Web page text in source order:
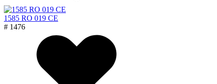
1585 RO 019 CE
# 1476